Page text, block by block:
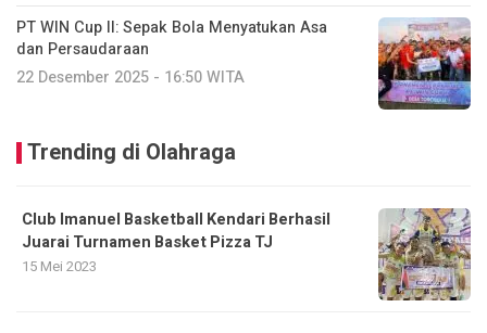
PT WIN Cup II: Sepak Bola Menyatukan Asa
dan Persaudaraan
22 Desember 2025 - 16:50 WITA
Trending di Olahraga
Club Imanuel Basketball Kendari Berhasil
Juarai Turnamen Basket Pizza TJ
15 Mei 2023